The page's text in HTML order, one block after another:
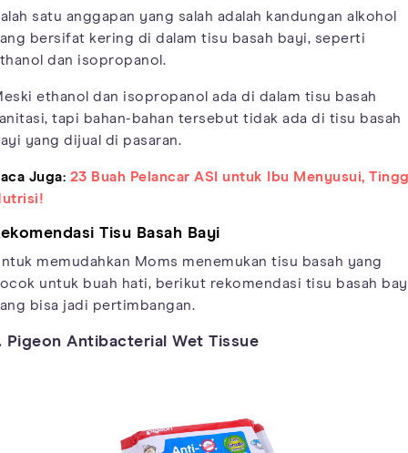
satu anggapan yang salah adalah kandungan alkohol
bersifat kering di dalam tisu basah bayi, seperti
dan isopropanol.
ethanol dan isopropanol ada di dalam tisu basah
tapi bahan-bahan tersebut tidak ada di tisu basah
yang dijual di pasaran.
Juga: 23 Buah Pelancar ASI untuk Ibu Menyusui,
Tisu Basah Bayi
memudahkan Moms menemukan tisu basah yang
untuk buah hati, berikut rekomendasi tisu basah
bisa jadi pertimbangan.
Pigeon Antibacterial Wet Tissue